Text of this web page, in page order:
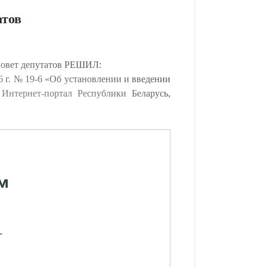
депутатов РЕШИЛ:
г. № 19-6 «Об установлении и введении
портал Республики Беларусь,